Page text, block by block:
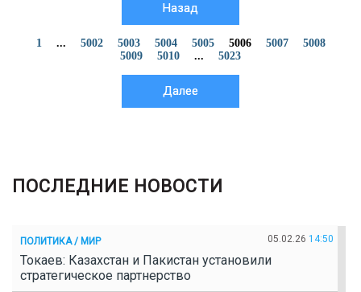
Назад
1 ... 5002 5003 5004 5005 5006 5007
5008
5009
5010 ... 5023
Далее
ПОСЛЕДНИЕ НОВОСТИ
ПОЛИТИКА / МИР 05.02.26 14:50
Токаев: Казахстан и Пакистан установили
стратегическое партнерство